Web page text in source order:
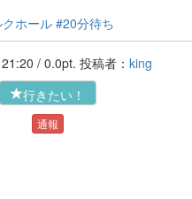
ホール #20分待ち
'16-08-24 21:20 / 0.0pt. 投稿者： king
行きたい！
通報